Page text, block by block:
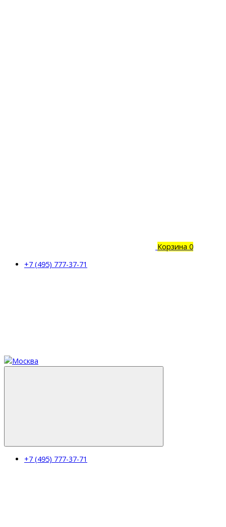
Корзина 0
+7 (495) 777-37-71
+7 (495) 777-37-71